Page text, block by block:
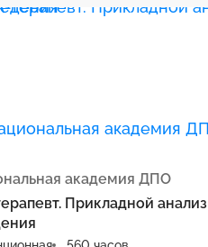
академия ДПО
Прикладной анализ